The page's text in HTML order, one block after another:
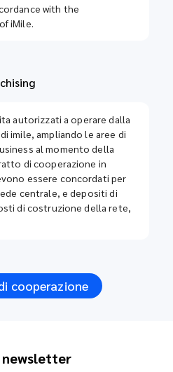
with the
iMile.
autorizzati a operare dalla
imile, ampliando le aree di
al momento della
di cooperazione in
essere concordati per
centrale, e depositi di
di costruzione della rete,
cooperazione